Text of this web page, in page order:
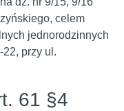
celem
jednorodzinnych
22, przy ul.
61 §4